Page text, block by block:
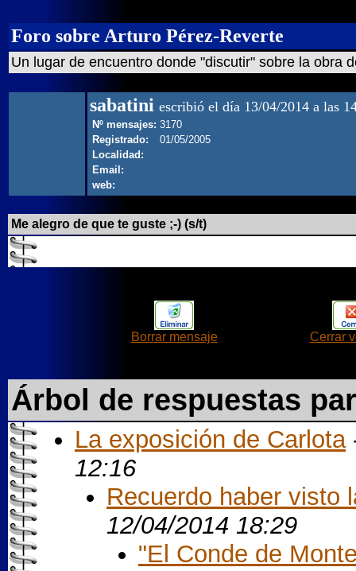
Foro sobre Arturo Pérez-Reverte
Un lugar de encuentro donde "discutir" sobre la obra
sabatini escribió el día 13/04/2014 a las
Nº mensajes: 3170
Registrado:
01/05/2005
Localidad:
Email:
web:
Me alegro de que te guste ;-) (s/t)
Borrar mensaje Cerrar
Árbol de respuestas
La exposición de Carlota
12:16
Recuerdo haber visto
12/04/2014 18:29
"El Conde de